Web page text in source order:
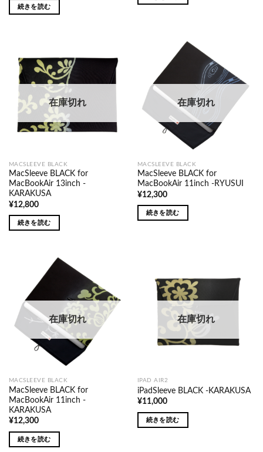
続きを読む
在庫切れ
MACSLEEVE BLACK
MacSleeve BLACK for
MacBookAir 13inch -
KARAKUSA
¥12,800
続きを読む
在庫切れ
MACSLEEVE BLACK
MacSleeve BLACK for
MacBookAir 11inch -RYUSUI
¥12,300
続きを読む
在庫切れ
MACSLEEVE BLACK
MacSleeve BLACK for
MacBookAir 11inch -
KARAKUSA
¥12,300
続きを読む
在庫切れ
IPAD AIR2
iPadSleeve BLACK -KARAKUSA
¥11,000
続きを読む